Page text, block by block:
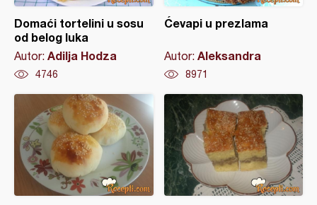
Domaći tortelini u sosu
od belog luka
Autor: Adilja Hodza
4746
Ćevapi u prezlama
Autor: Aleksandra
8971